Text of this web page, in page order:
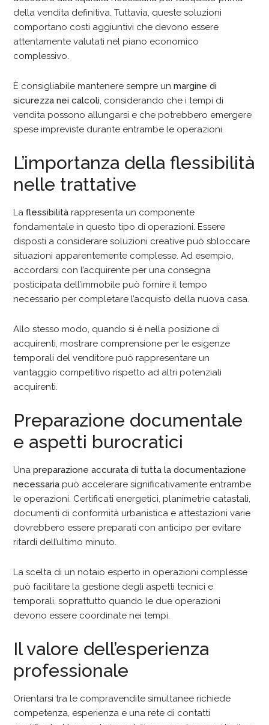
della vendita definitiva. Tuttavia, queste soluzioni
comportano costi aggiuntivi che devono essere
attentamente valutati nel piano economico
complessivo.
È consigliabile mantenere sempre unmargine di
sicurezza nei calcoli, considerando che i tempi di
vendita possono allungarsi e che potrebbero emergere
spese impreviste durante entrambe le operazioni.
L’importanza della flessibilità
nelle trattative
Laflessibilitàrappresenta un componente
fondamentale in questo tipo di operazioni. Essere
disposti a considerare soluzioni creative può sbloccare
situazioni apparentemente complesse. Ad esempio,
accordarsi con l’acquirente per una consegna
posticipata dell’immobile può fornire il tempo
necessario per completare l’acquisto della nuova casa.
Allo stesso modo, quando si è nella posizione di
acquirenti, mostrare comprensione per le esigenze
temporali del venditore può rappresentare un
vantaggio competitivo rispetto ad altri potenziali
acquirenti.
Preparazione documentale
e aspetti burocratici
Unapreparazione accurata di tutta la documentazione
necessariapuò accelerare significativamente entrambe
le operazioni. Certificati energetici, planimetrie catastali,
documenti di conformità urbanistica e attestazioni varie
dovrebbero essere preparati con anticipo per evitare
ritardi dell’ultimo minuto.
La scelta di un notaio esperto in operazioni complesse
può facilitare la gestione degli aspetti tecnici e
temporali, soprattutto quando le due operazioni
devono essere coordinate nei tempi.
Il valore dell’esperienza
professionale
Orientarsi tra le compravendite simultanee richiede
competenza, esperienza e una rete di contatti